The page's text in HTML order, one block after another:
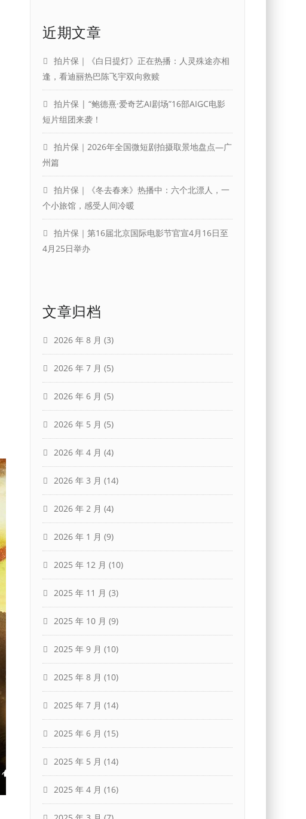
近期文章
拍片保｜《白日提灯》正在热播：人灵殊途亦相
逢，看迪丽热巴陈飞宇双向救赎
拍片保 | “鲍德熹·爱奇艺AI剧场”16部AIGC电影
短片组团来袭！
拍片保｜2026年全国微短剧拍摄取景地盘点—广
州篇
拍片保｜《冬去春来》热播中：六个北漂人，一
个小旅馆，感受人间冷暖
拍片保｜第16届北京国际电影节官宣4月16日至
4月25日举办
文章归档
2026 年 8 月 (3)
2026 年 7 月 (5)
2026 年 6 月 (5)
2026 年 5 月 (5)
2026 年 4 月 (4)
2026 年 3 月 (14)
2026 年 2 月 (4)
2026 年 1 月 (9)
2025 年 12 月 (10)
2025 年 11 月 (3)
2025 年 10 月 (9)
2025 年 9 月 (10)
2025 年 8 月 (10)
2025 年 7 月 (14)
2025 年 6 月 (15)
2025 年 5 月 (14)
2025 年 4 月 (16)